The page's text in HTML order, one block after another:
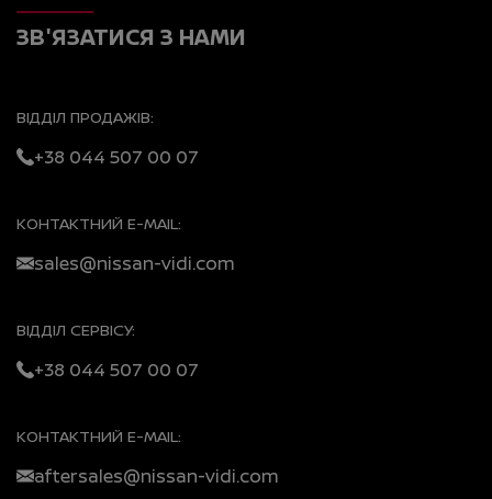
ЗВ'ЯЗАТИСЯ З НАМИ
ВІДДІЛ ПРОДАЖІВ:
+38 044 507 00 07
КОНТАКТНИЙ E-MAIL:
sales@nissan-vidi.com
ВІДДІЛ СЕРВІСУ:
+38 044 507 00 07
КОНТАКТНИЙ E-MAIL:
aftersales@nissan-vidi.com